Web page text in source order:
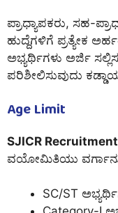
ಪ್ರಾಧ್ಯಾಪಕರು, ಸಹ-
ಹುದ್ದೆಗಳಿಗೆ ಪ್ರತ್ಯೇಕ
ಅಭ್ಯರ್ಥಿಗಳು ಅರ್ಜಿ
ಪರಿಶೀಲಿಸುವುದು
Age Limit
SJICR
ವಯೋಮಿತಿಯು
SC/ST